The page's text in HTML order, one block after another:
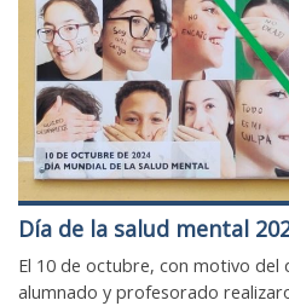
Día de la salud mental
El 10 de octubre, con motivo del
alumnado y profesorado